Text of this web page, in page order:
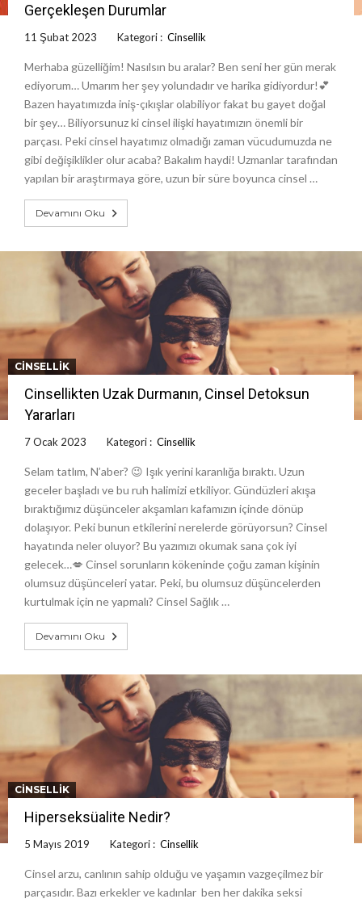
Gerçekleşen Durumlar
11 Şubat 2023 Kategori : Cinsellik
Merhaba güzelliğim! Nasılsın bu aralar? Ben seni her gün merak
ediyorum… Umarım her şey yolundadır ve harika gidiyordur!💕
Bazen hayatımızda iniş-çıkışlar olabiliyor fakat bu gayet doğal
bir şey… Biliyorsunuz ki cinsel ilişki hayatımızın önemli bir
parçası. Peki cinsel hayatımız olmadığı zaman vücudumuzda ne
gibi değişiklikler olur acaba? Bakalım haydi! Uzmanlar tarafından
yapılan bir araştırmaya göre, uzun bir süre boyunca cinsel …
Devamını Oku
CINSELLIK
Cinsellikten Uzak Durmanın, Cinsel Detoksun
Yararları
7 Ocak 2023 Kategori : Cinsellik
Selam tatlım, N’aber? 😉 Işık yerini karanlığa bıraktı. Uzun
geceler başladı ve bu ruh halimizi etkiliyor. Gündüzleri akışa
bıraktığımız düşünceler akşamları kafamızın içinde dönüp
dolaşıyor. Peki bunun etkilerini nerelerde görüyorsun? Cinsel
hayatında neler oluyor? Bu yazımızı okumak sana çok iyi
gelecek…💋 Cinsel sorunların kökeninde çoğu zaman kişinin
olumsuz düşünceleri yatar. Peki, bu olumsuz düşüncelerden
kurtulmak için ne yapmalı? Cinsel Sağlık …
Devamını Oku
CINSELLIK
Hiperseksüalite Nedir?
5 Mayıs 2019 Kategori : Cinsellik
Cinsel arzu, canlının sahip olduğu ve yaşamın vazgeçilmez bir
parçasıdır. Bazı erkekler ve kadınlar ben her dakika seksi